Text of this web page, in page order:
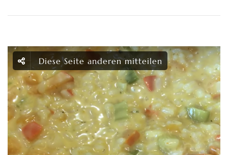
Diese Seite anderen mitteilen